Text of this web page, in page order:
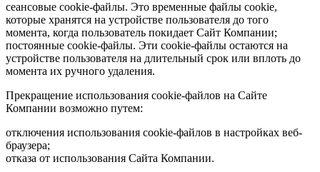
сеансовые cookie-файлы. Это временные файлы cookie,
которые хранятся на устройстве пользователя до того
момента, когда пользователь покидает Сайт Компании;
постоянные cookie-файлы. Эти cookie-файлы остаются на
устройстве пользователя на длительный срок или вплоть до
момента их ручного удаления.
Прекращение использования cookie-файлов на Сайте
Компании возможно путем:
отключения использования cookie-файлов в настройках веб-
браузера;
отказа от использования Сайта Компании.